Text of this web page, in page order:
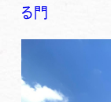
る門